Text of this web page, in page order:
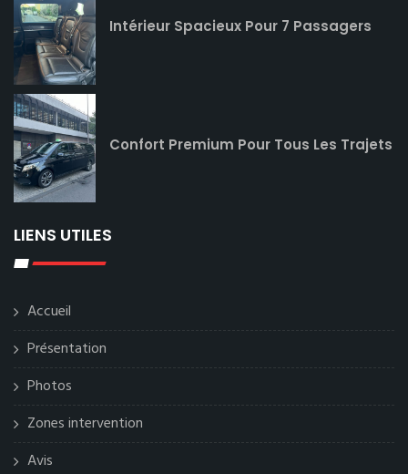
Intérieur Spacieux Pour 7 Passagers
Confort Premium Pour Tous Les Trajets
LIENS UTILES
Accueil
Présentation
Photos
Zones intervention
Avis